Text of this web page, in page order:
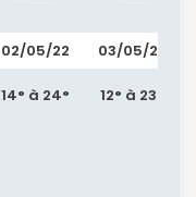
02/05/22
14° à 24°
03/05/22
12° à 23°